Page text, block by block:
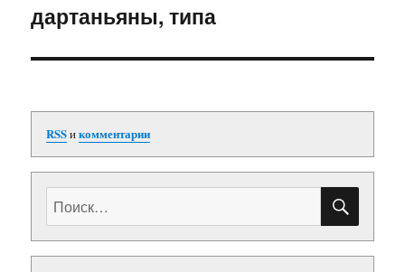
Следующая
дартаньяны, типа
RSSикомментарии